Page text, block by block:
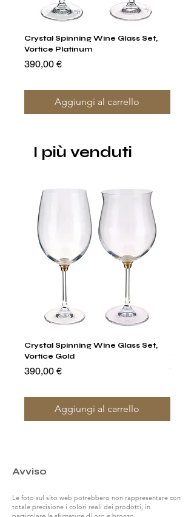
Crystal Spinning Wine Glass Set,
Vortice Platinum
Prezzo
390,00 €
Aggiungi al carrello
I più venduti
Crystal Spinning Wine Glass Set,
Vortice Gold
Prezzo
390,00 €
Aggiungi al carrello
Prezzo
Avviso
Le foto sul sito web potrebbero non rappresentare con
totale precisione i colori reali dei prodotti, in